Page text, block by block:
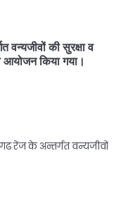
वन्यजीवों की सुरक्षा व
आयोजन किया गया।
रेंज के अन्तर्गत वन्यजीवों